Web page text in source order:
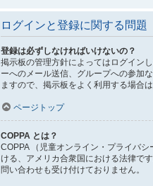
ログインと登録に関する問題
登録は必ずしなければいけないの？
掲示板の管理方針によってはログイン
ーへのメール送信、グループへの参加
ますので、掲示板をよく利用する場合
ページトップ
COPPA とは？
COPPA （児童オンライン・プライバ
ける、アメリカ合衆国における法律で
問い合わせも受け付けておりません。